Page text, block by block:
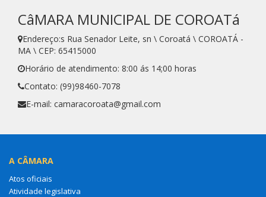
CâMARA MUNICIPAL DE COROATá
Endereço:s Rua Senador Leite, sn \ Coroatá \ COROATÁ -
MA \ CEP: 65415000
Horário de atendimento: 8:00 ás 14;00 horas
Contato: (99)98460-7078
E-mail: camaracoroata@gmail.com
A CÂMARA
Atos oficiais
Atividade legislativa